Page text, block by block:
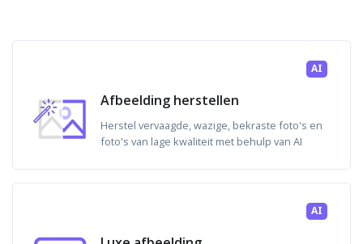
AI
Afbeelding herstellen
Herstel vervaagde, wazige, bekraste foto's en
foto's van lage kwaliteit met behulp van AI
AI